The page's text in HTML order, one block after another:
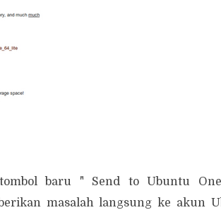
baru " Send to Ubuntu
masalah langsung ke akun